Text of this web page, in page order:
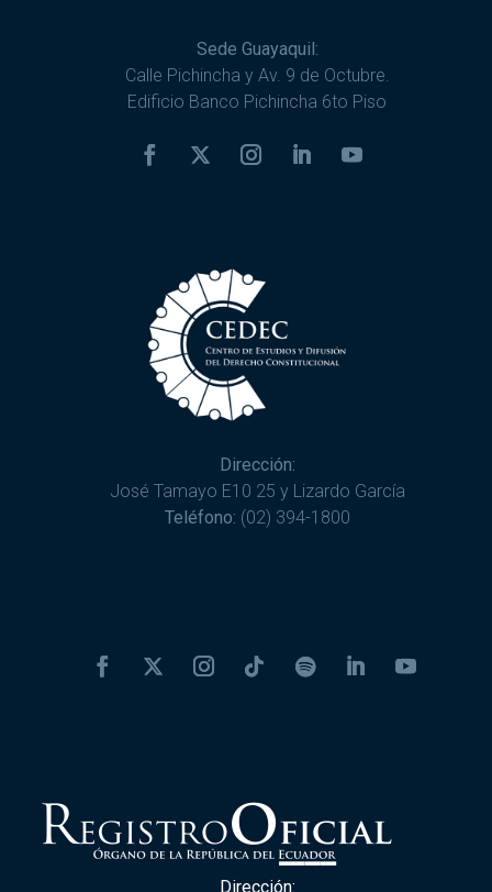
Sede Guayaquil:
Calle Pichincha y Av. 9 de Octubre.
Edificio Banco Pichincha 6to Piso
Dirección:
José Tamayo E10 25 y Lizardo García
Teléfono: (02) 394-1800
Dirección: